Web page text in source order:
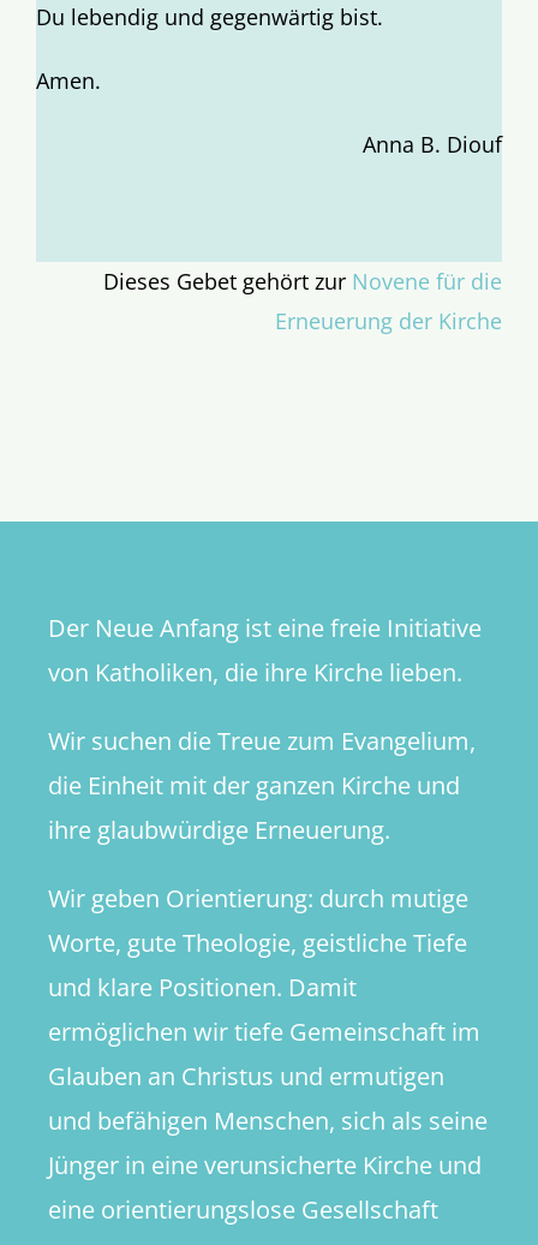
Du lebendig und gegenwärtig bist.
Amen.
Anna B. Diouf
Dieses Gebet gehört zur Novene für die
Erneuerung der Kirche
Der Neue Anfang ist eine freie Initiative
von Katholiken, die ihre Kirche lieben.
Wir suchen die Treue zum Evangelium,
die Einheit mit der ganzen Kirche und
ihre glaubwürdige Erneuerung.
Wir geben Orientierung: durch mutige
Worte, gute Theologie, geistliche Tiefe
und klare Positionen. Damit
ermöglichen wir tiefe Gemeinschaft im
Glauben an Christus und ermutigen
und befähigen Menschen, sich als seine
Jünger in eine verunsicherte Kirche und
eine orientierungslose Gesellschaft